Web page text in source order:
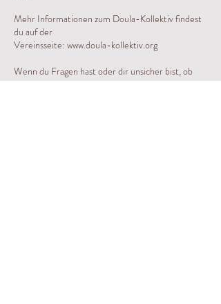
Mehr Informationen zum Doula-Kollektiv findest
du auf der
Vereinsseite: www.doula-kollektiv.org
Wenn du Fragen hast oder dir unsicher bist, ob
eine